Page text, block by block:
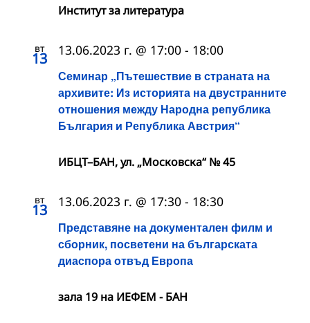
Институт за литература
вт
13
Семинар „Пътешествие в страната на
архивите: Из историята на двустранните
отношения между Народна република
България и Република Австрия“
13.06.2023 г. @ 17:00 - 18:00
ИБЦТ–БАН, ул. „Московска“ № 45
вт
13
Представяне на документален филм и
сборник, посветени на българската
диаспора отвъд Европа
13.06.2023 г. @ 17:30 - 18:30
зала 19 на ИЕФЕМ - БАН